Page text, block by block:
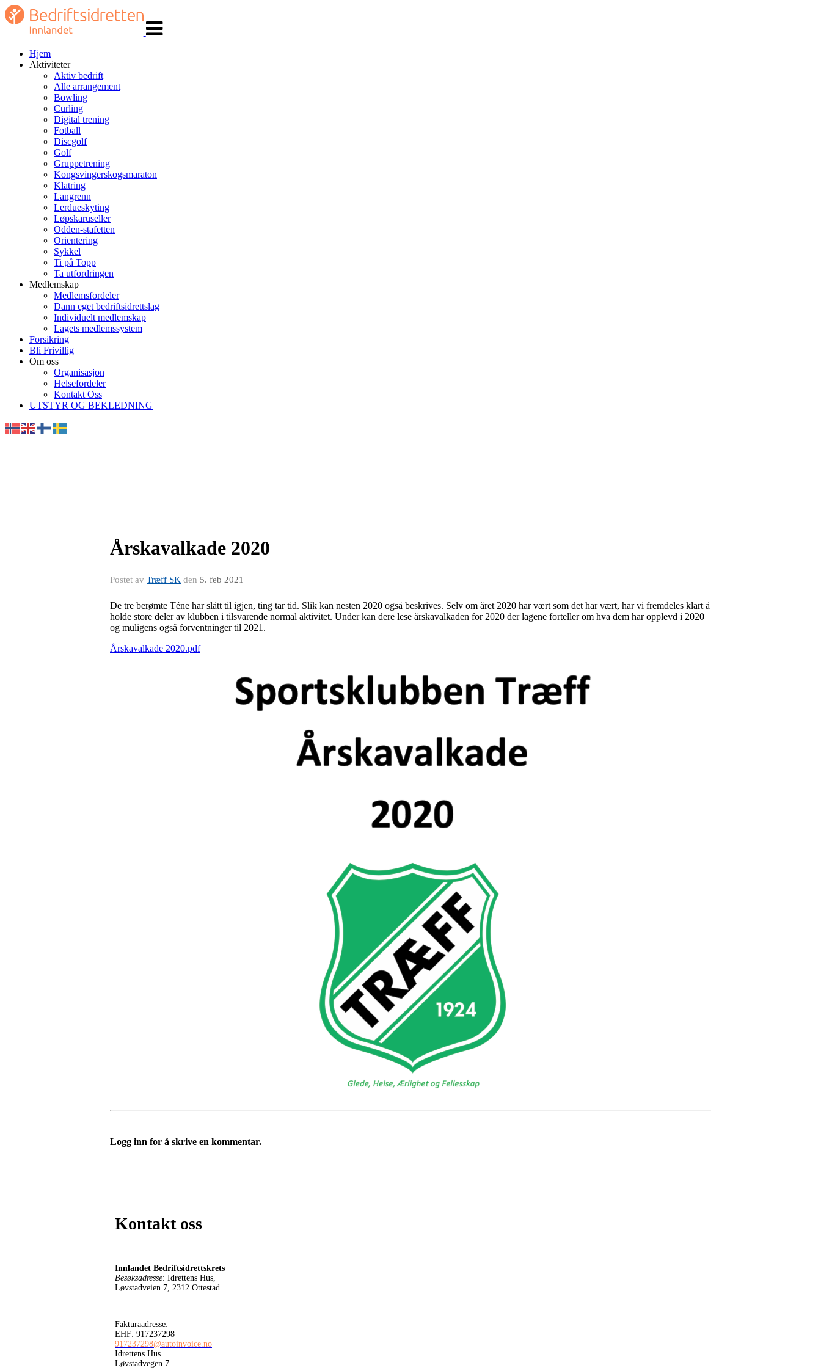
navigasjon
Hjem
Aktiviteter
Aktiv bedrift
Alle arrangement
Bowling
Curling
Digital trening
Fotball
Discgolf
Golf
Gruppetrening
Kongsvingerskogsmaraton
Klatring
Langrenn
Lerdueskyting
Løpskaruseller
Odden-stafetten
Orientering
Sykkel
Ti på Topp
Ta utfordringen
Medlemskap
Medlemsfordeler
Dann eget bedriftsidrettslag
Individuelt medlemskap
Lagets medlemssystem
Forsikring
Bli Frivillig
Om oss
Organisasjon
Helsefordeler
Kontakt Oss
UTSTYR OG BEKLEDNING
Årskavalkade 2020
Postet av Træff SK den 5. feb 2021
De tre berømte Téne har slått til igjen, ting tar tid. Slik kan nesten 2020 også beskrives. Selv om året 2020 har vært som det har vært, har vi fremdeles klart å
holde store deler av klubben i tilsvarende normal aktivitet. Under kan dere lese årskavalkaden for 2020 der lagene forteller om hva dem har opplevd i 2020
og muligens også forventninger til 2021.
Årskavalkade 2020.pdf
Logg inn for å skrive en kommentar.
Kontakt oss
Innlandet Bedriftsidrettskrets
Besøksadresse: Idrettens Hus,
Løvstadveien 7, 2312 Ottestad
Fakturaadresse:
EHF: 917237298
917237298@autoinvoice.no
Idrettens Hus
Løvstadvegen 7